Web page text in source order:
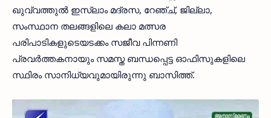
ഖുവ്വത്തുൽ ഇസ്ലാം മദ്രസ, റേഞ്ച്, ജില്ലാ,
സംസ്ഥാന തലങ്ങളിലെ കലാ മത്സര
പരിപാടികളുടെയടക്കം സജീവ പിന്നണി
പ്രവർത്തകനായും സമസ്ത ബന്ധപ്പെട്ട ഓഫിസുകളിലെ
സ്ഥിരം സാനിധ്യവുമായിരുന്നു ബാസിത്ത്.